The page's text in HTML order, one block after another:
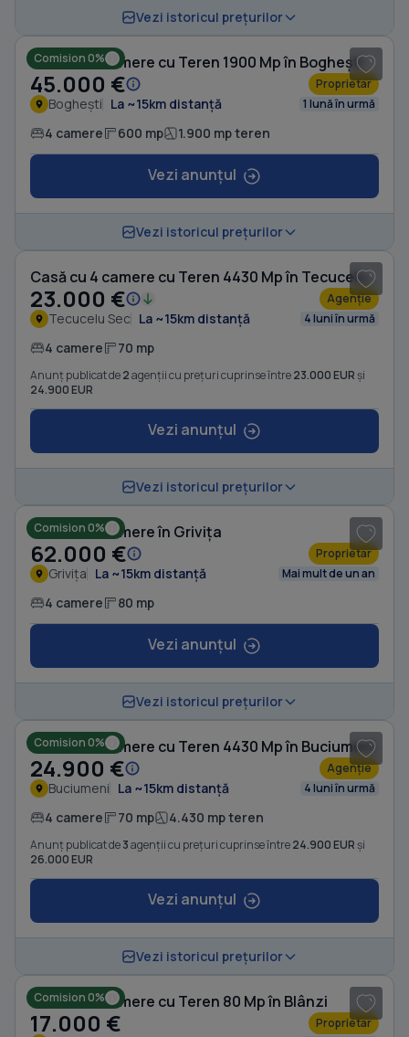
Vezi istoricul prețurilor
Comision 0%
Casă cu 4 camere cu Teren 1900 Mp în Boghești
45.000 € Proprietar
Boghești La ~15km distanță 1 lună în urmă
4 camere 600 mp 1.900 mp teren
Vezi anunțul
Vezi istoricul prețurilor
Casă cu 4 camere cu Teren 4430 Mp în Tecucelu Sec
23.000 € Agenție
Tecucelu Sec La ~15km distanță 4 luni în urmă
4 camere 70 mp
Anunț publicat de2agenții cu prețuri cuprinse între23.000 EURși
24.900 EUR
Vezi anunțul
Vezi istoricul prețurilor
Comision 0%
Casă cu 4 camere în Grivița
62.000 € Proprietar
Grivița La ~15km distanță Mai mult de un an
4 camere 80 mp
Vezi anunțul
Vezi istoricul prețurilor
Comision 0%
Casă cu 4 camere cu Teren 4430 Mp în Buciumeni
24.900 € Agenție
Buciumeni La ~15km distanță 4 luni în urmă
4 camere 70 mp 4.430 mp teren
Anunț publicat de3agenții cu prețuri cuprinse între24.900 EURși
26.000 EUR
Vezi anunțul
Vezi istoricul prețurilor
Comision 0%
Casă cu 4 camere cu Teren 80 Mp în Blânzi
17.000 € Proprietar